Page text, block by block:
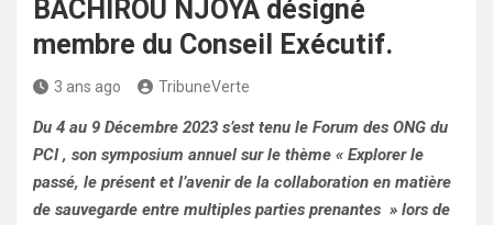
BACHIROU NJOYA désigné
membre du Conseil Exécutif.
3 ans ago TribuneVerte
Du 4 au 9 Décembre 2023 s’est tenu le Forum des ONG du
PCI , son symposium annuel sur le thème « Explorer le
passé, le présent et l’avenir de la collaboration en matière
de sauvegarde entre multiples parties prenantes » lors de